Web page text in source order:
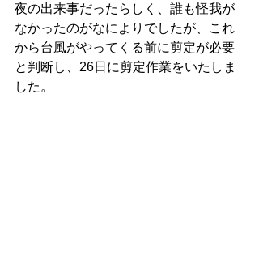
夜の出来事だったらしく、誰も怪我が
なかったのがなによりでしたが、これ
から台風がやってくる前に剪定が必要
と判断し、26日に剪定作業をいたしま
した。